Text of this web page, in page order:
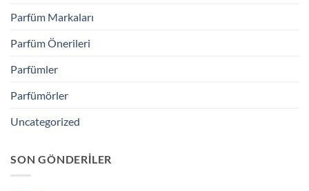
Parfüm Markaları
Parfüm Önerileri
Parfümler
Parfümörler
Uncategorized
SON GÖNDERILER